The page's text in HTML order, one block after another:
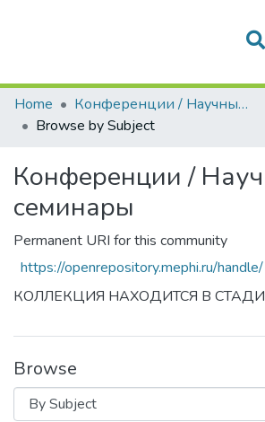
Communities &
All of DSpace
Home
Конференции / Научные семинары
Browse by Subject
Конференции /
семинары
Permanent URI for this community
https://openrepository.mephi.ru/
КОЛЛЕКЦИЯ НАХОДИТСЯ В
Browse